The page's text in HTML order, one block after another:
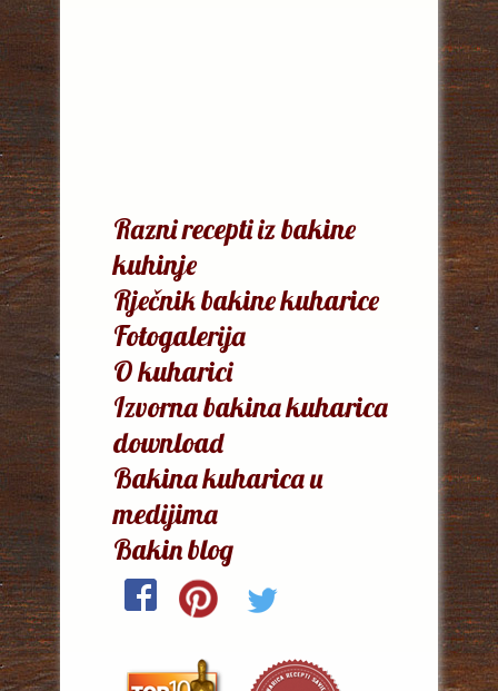
Razni recepti iz bakine
kuhinje
Rječnik bakine kuharice
Fotogalerija
O kuharici
Izvorna bakina kuharica
download
Bakina kuharica u
medijima
Bakin blog